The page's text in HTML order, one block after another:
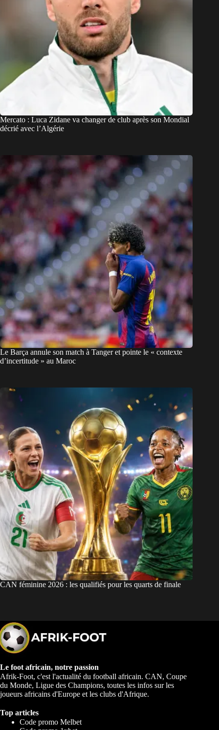
Mercato : Luca Zidane va changer de club après son Mondial
décrié avec l’Algérie
Le Barça annule son match à Tanger et pointe le « contexte
d’incertitude » au Maroc
CAN féminine 2026 : les qualifiés pour les quarts de finale
Le foot africain, notre passion
Afrik-Foot, c'est l'actualité du football africain. CAN, Coupe
du Monde, Ligue des Champions, toutes les infos sur les
joueurs africains d'Europe et les clubs d'Afrique.
Top articles
Code promo Melbet